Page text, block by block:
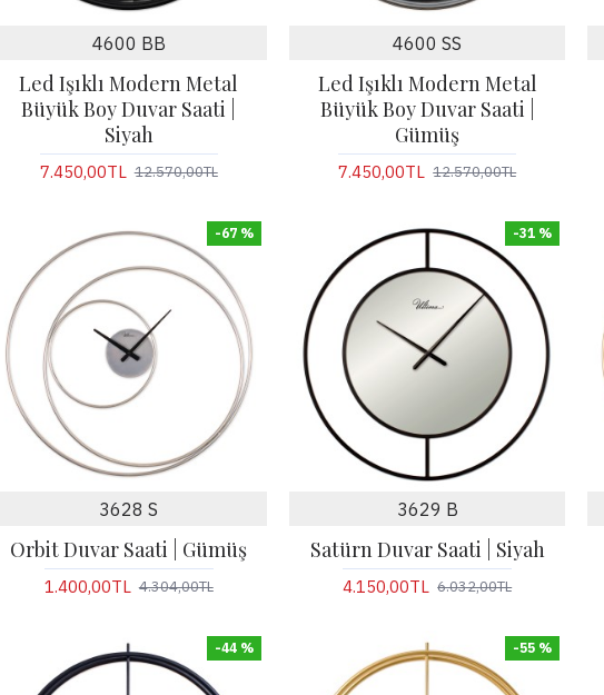
4600 BB
Led Işıklı Modern Metal
Büyük Boy Duvar Saati |
Siyah
7.450,00TL 12.570,00TL
4600 SS
Led Işıklı Modern Metal
Büyük Boy Duvar Saati |
Gümüş
7.450,00TL 12.570,00TL
-67 %
3628 S
Orbit Duvar Saati | Gümüş
1.400,00TL 4.304,00TL
-31 %
3629 B
Satürn Duvar Saati | Siyah
4.150,00TL 6.032,00TL
-44 % -55 %